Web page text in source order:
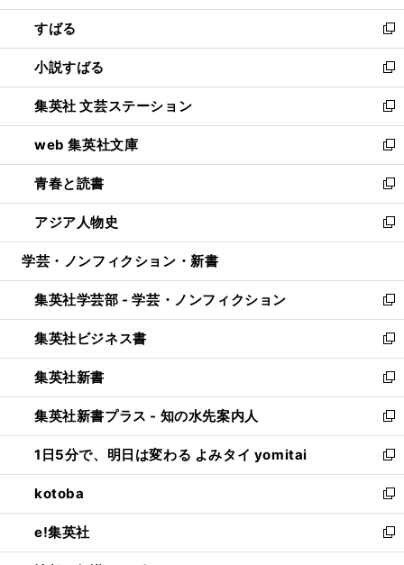
開
く
ウ
で
開
く
ン
ド
ウ
で
開
く
すばる
新
し
い
ウ
ィ
ン
ド
ウ
で
開
く
小説すばる
新
し
い
ウ
ィ
ン
ド
ウ
で
開
集英社 文芸ステーション
新
し
い
ウ
ィ
ン
ド
ウ
開
く
web 集英社文庫
新
し
い
ウ
ィ
ン
ウ
で
開
く
青春と読書
新
し
い
ウ
ン
ド
ウ
で
開
く
アジア人物史
新
し
ウ
ィ
ン
ド
ウ
で
開
く
学芸・ノンフィクション・新書
集英社学芸部 - 学芸・ノンフィクション
新
し
い
ウ
ィ
ン
ド
ウ
で
開
く
集英社ビジネス書
新
し
い
ウ
ィ
ン
ド
ウ
で
開
く
集英社新書
新
し
い
ウ
ィ
ン
ド
ウ
で
開
集英社新書プラス - 知の水先案内人
新
し
い
ウ
ィ
ン
ド
ウ
1日5分で、明日は変わる よみタイ yomitai
新
し
い
ウ
ィ
ン
kotoba
新
し
い
ウ
e!集英社
新
し